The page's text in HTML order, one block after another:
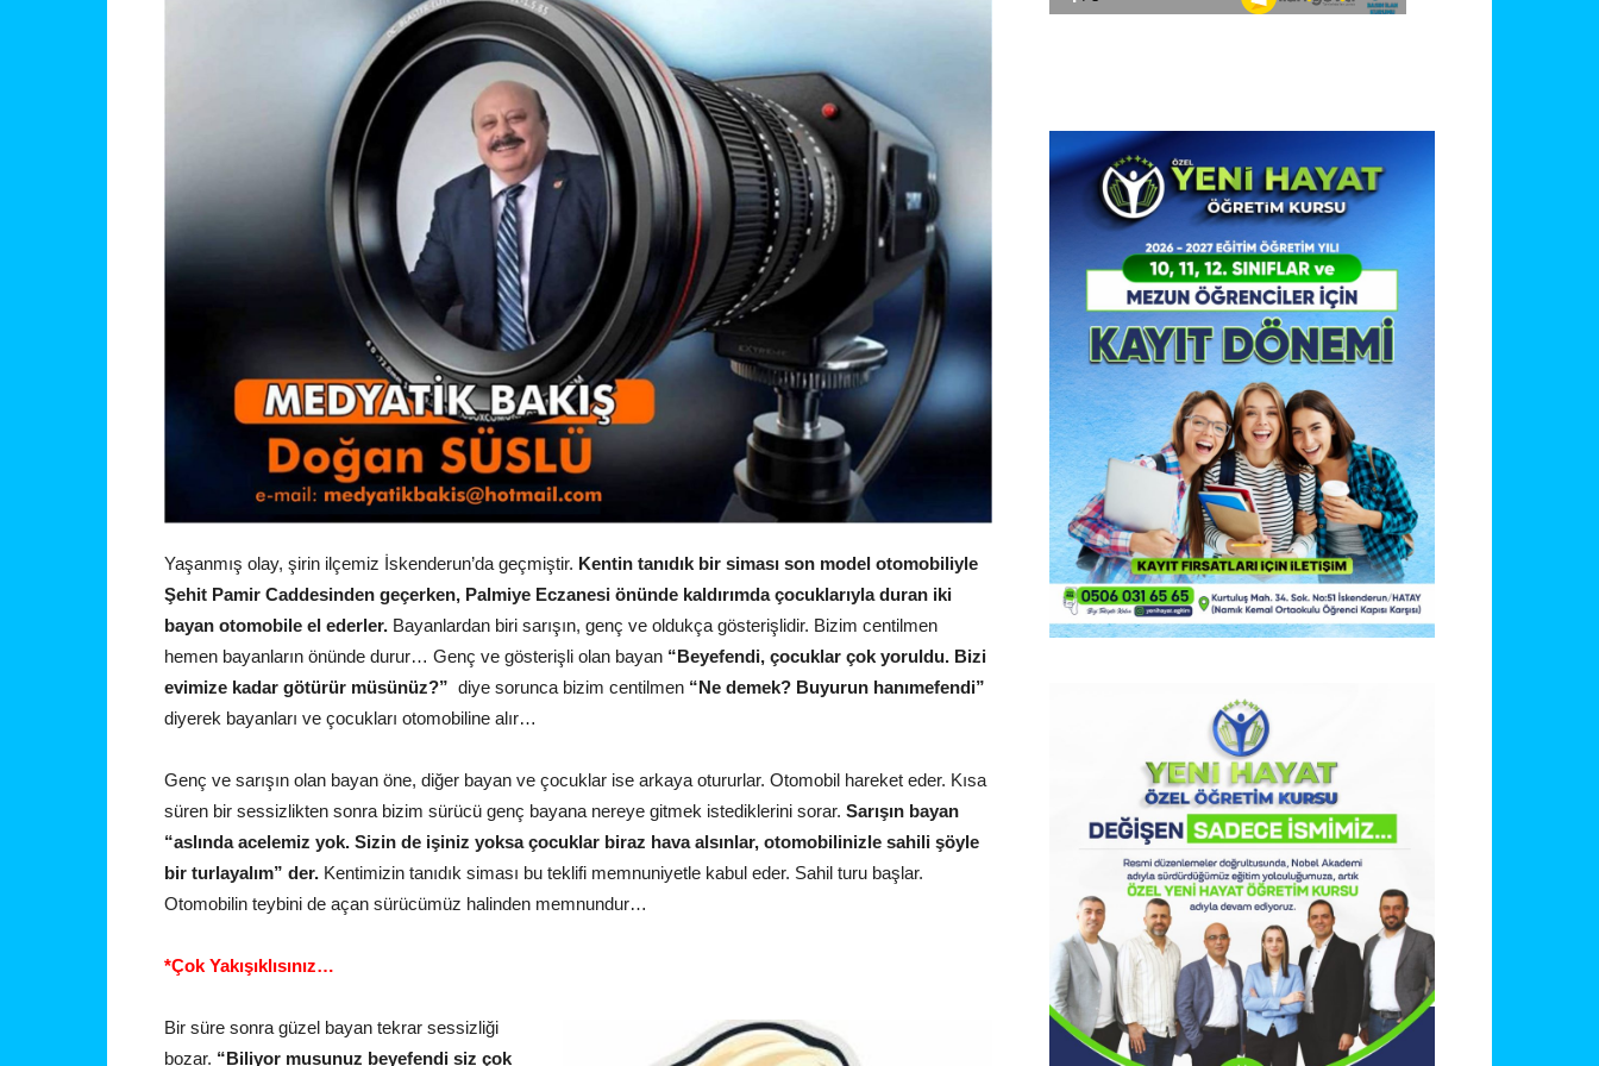
Yaşanmış olay, şirin ilçemiz İskenderun’da geçmiştir. Kentin tanıdık bir siması son model otomobiliyle
Şehit Pamir Caddesinden geçerken, Palmiye Eczanesi önünde kaldırımda çocuklarıyla duran iki
bayan otomobile el ederler. Bayanlardan biri sarışın, genç ve oldukça gösterişlidir. Bizim centilmen
hemen bayanların önünde durur… Genç ve gösterişli olan bayan “Beyefendi, çocuklar çok yoruldu. Bizi
evimize kadar götürür müsünüz?” diye sorunca bizim centilmen “Ne demek? Buyurun hanımefendi”
diyerek bayanları ve çocukları otomobiline alır…
Genç ve sarışın olan bayan öne, diğer bayan ve çocuklar ise arkaya otururlar. Otomobil hareket eder. Kısa
süren bir sessizlikten sonra bizim sürücü genç bayana nereye gitmek istediklerini sorar. Sarışın bayan
“aslında acelemiz yok. Sizin de işiniz yoksa çocuklar biraz hava alsınlar, otomobilinizle sahili şöyle
bir turlayalım” der. Kentimizin tanıdık siması bu teklifi memnuniyetle kabul eder. Sahil turu başlar.
Otomobilin teybini de açan sürücümüz halinden memnundur…
*Çok Yakışıklısınız…
Bir süre sonra güzel bayan tekrar sessizliği
bozar. “Biliyor musunuz beyefendi siz çok